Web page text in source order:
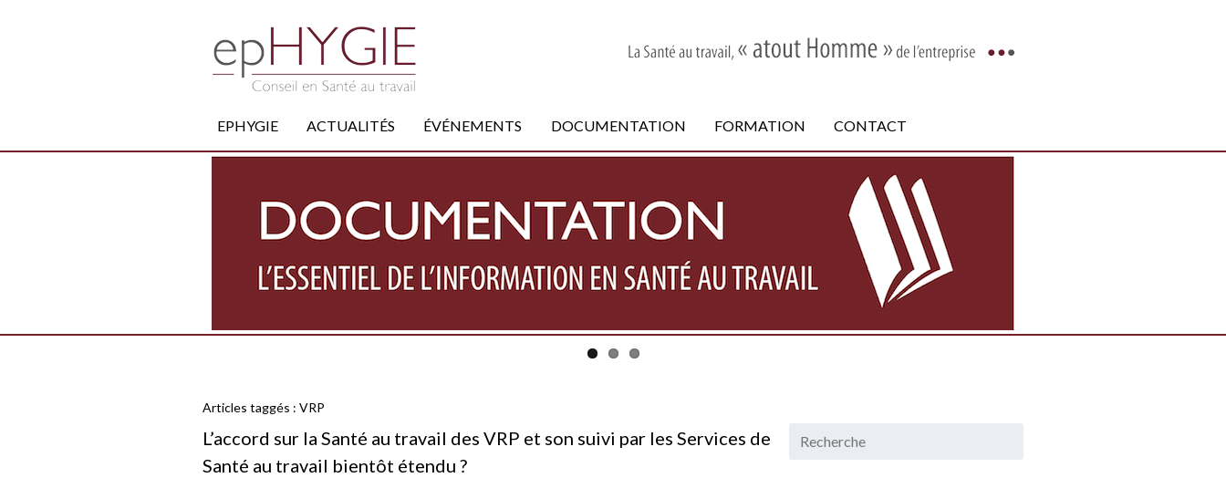
EPHYGIE ACTUALITÉS ÉVÉNEMENTS DOCUMENTATION FORMATION CONTACT
Articles taggés : VRP
L’accord sur la Santé au travail des VRP et son suivi par les Services de
Santé au travail bientôt étendu ?